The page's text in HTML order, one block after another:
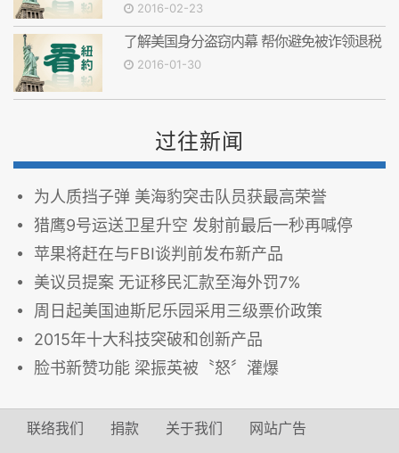
2016-02-23
了解美国身分盗窃内幕 帮你避免被诈领退税
2016-01-30
过往新闻
为人质挡子弹 美海豹突击队员获最高荣誉
猎鹰9号运送卫星升空 发射前最后一秒再喊停
苹果将赶在与FBI谈判前发布新产品
美议员提案 无证移民汇款至海外罚7%
周日起美国迪斯尼乐园采用三级票价政策
2015年十大科技突破和创新产品
脸书新赞功能 梁振英被〝怒〞灌爆
联络我们 捐款 关于我们 网站广告